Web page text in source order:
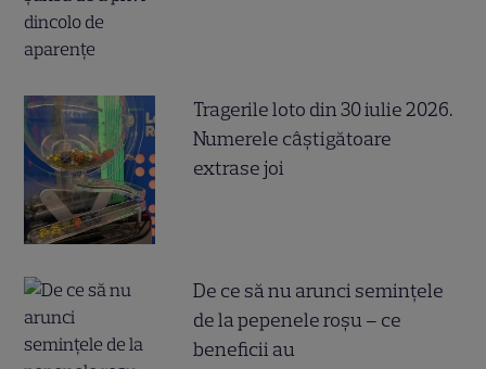
Tragerile loto din 30 iulie 2026.
Numerele câştigătoare
extrase joi
De ce să nu arunci semințele
de la pepenele roșu – ce
beneficii au